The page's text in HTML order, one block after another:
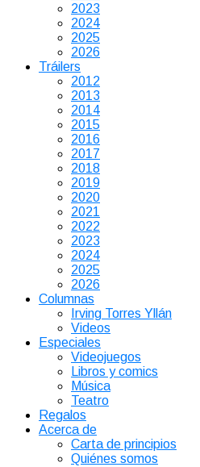
2023
2024
2025
2026
Tráilers
2012
2013
2014
2015
2016
2017
2018
2019
2020
2021
2022
2023
2024
2025
2026
Columnas
Irving Torres Yllán
Videos
Especiales
Videojuegos
Libros y comics
Música
Teatro
Regalos
Acerca de
Carta de principios
Quiénes somos